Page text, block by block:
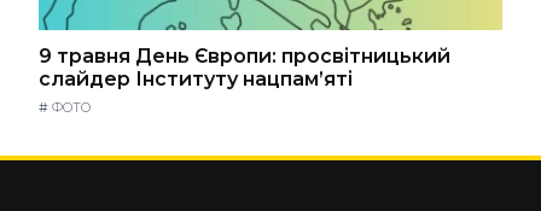
9 травня День Європи: просвітницький
слайдер Інституту нацпам’яті
# ФОТО